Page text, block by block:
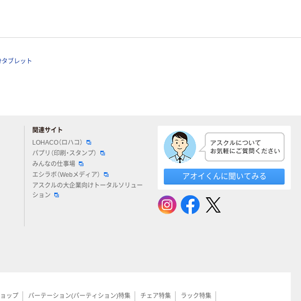
タブレット
関連サイト
LOHACO（ロハコ）
パプリ（印刷・スタンプ）
みんなの仕事場
エシラボ（Webメディア）
アスクルの大企業向けトータルソリュー
ション
アオイくんに聞いてみる
ップ パーテーション(パーティション)特集 チェア特集 ラック特集